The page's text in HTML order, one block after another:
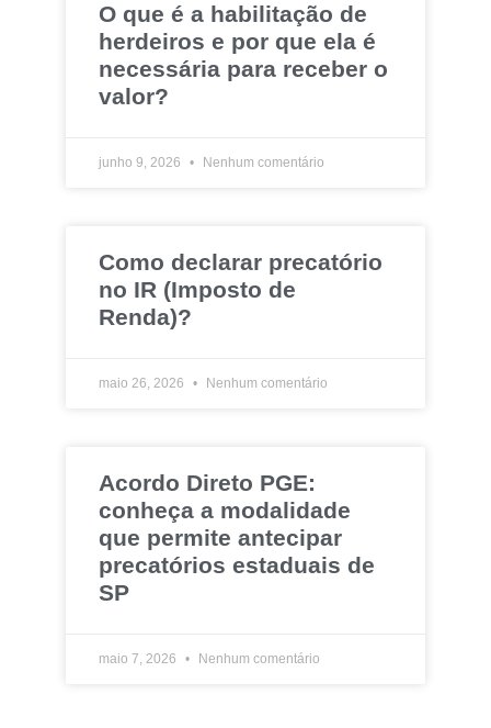
O que é a habilitação de
herdeiros e por que ela é
necessária para receber o
valor?
junho 9, 2026 Nenhum comentário
Como declarar precatório
no IR (Imposto de
Renda)?
maio 26, 2026 Nenhum comentário
Acordo Direto PGE:
conheça a modalidade
que permite antecipar
precatórios estaduais de
SP
maio 7, 2026 Nenhum comentário